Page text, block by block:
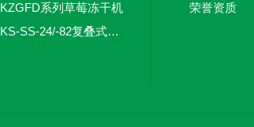
KZGFD系列草莓冻干机
KS-SS-24/-82复叠式冷冻机
荣誉资质